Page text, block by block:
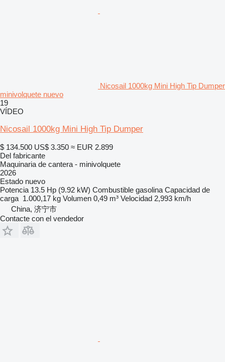
Nicosail 1000kg Mini High Tip Dumper
minivolquete nuevo
19
VÍDEO
Nicosail 1000kg Mini High Tip Dumper
$ 134.500 US$ 3.350 ≈ EUR 2.899
Del fabricante
Maquinaria de cantera - minivolquete
2026
Estado nuevo
Potencia 13.5 Hp (9.92 kW) Combustible gasolina Capacidad de
carga 1.000,17 kg Volumen 0,49 m³ Velocidad 2,993 km/h
China, 济宁市
Contacte con el vendedor